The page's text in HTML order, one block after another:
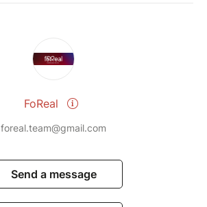
FoReal
foreal.team@gmail.com
Send a message